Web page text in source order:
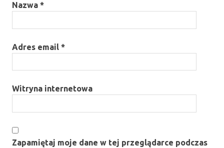
Nazwa *
Adres email *
Witryna internetowa
Zapamiętaj moje dane w tej przeglądarce podczas